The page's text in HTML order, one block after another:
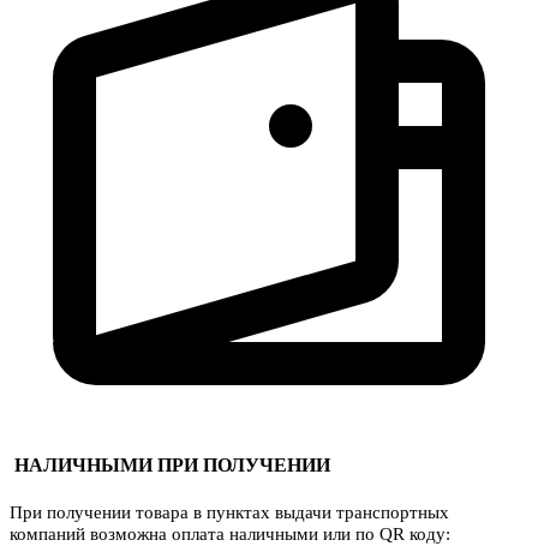
НАЛИЧНЫМИ ПРИ ПОЛУЧЕНИИ
При получении товара в пунктах выдачи транспортных
компаний возможна оплата наличными или по QR коду: